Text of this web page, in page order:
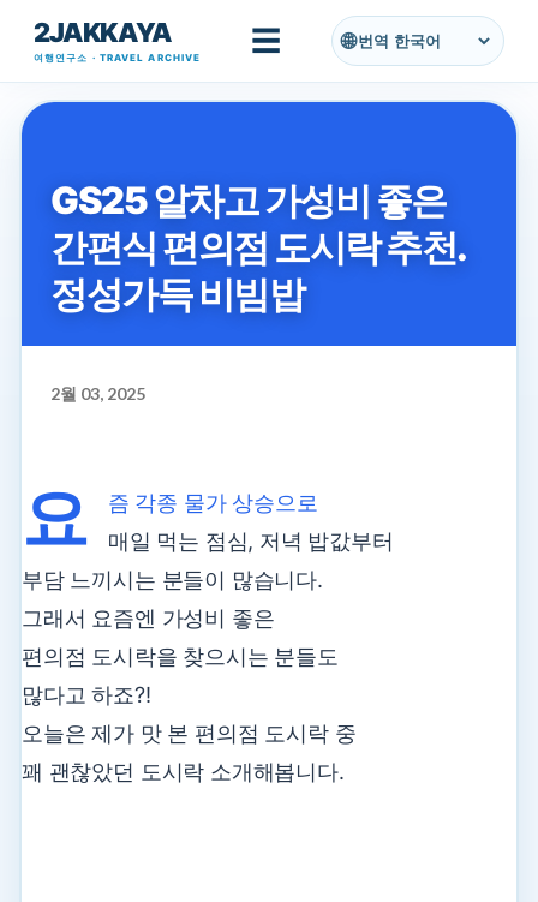
기본 콘텐츠로 건너뛰기
2JAKKAYA
여행연구소 · TRAVEL ARCHIVE ☰ 번역
GS25 알차고 가성비 좋은
간편식 편의점 도시락 추천.
정성가득 비빔밥
2월 03, 2025
요
즘 각종 물가 상승으로
매일 먹는 점심, 저녁 밥값부터
부담 느끼시는 분들이 많습니다.
그래서 요즘엔 가성비 좋은
편의점 도시락을 찾으시는 분들도
많다고 하죠?!
오늘은 제가 맛 본 편의점 도시락 중
꽤 괜찮았던 도시락 소개해봅니다.